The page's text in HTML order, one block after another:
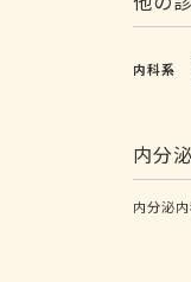
内科系
内分
内分泌